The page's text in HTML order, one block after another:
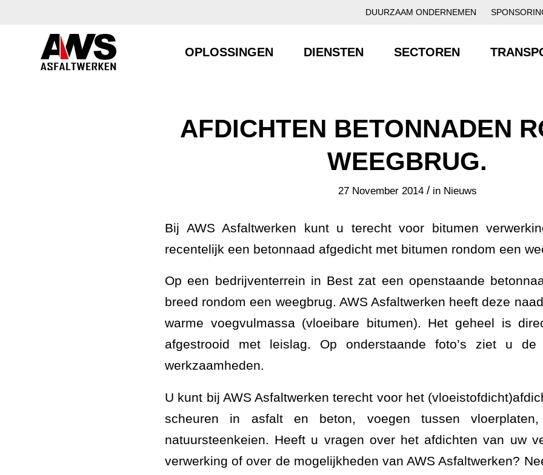
DUURZAAM ONDERNEMEN
OPLOSSINGEN DIENSTEN SECTOREN
AFDICHTEN BETONNADEN
WEEGBRUG.
27 November 2014 / in Nieuws
Bij AWS Asfaltwerken kunt u terecht voor bitumen
recentelijk een betonnaad afgedicht met bitumen rondom een
Op een bedrijventerrein in Best zat een openstaande
breed rondom een weegbrug. AWS Asfaltwerken heeft deze
warme voegvulmassa (vloeibare bitumen). Het geheel is
afgestrooid met leislag. Op onderstaande foto’s ziet u
werkzaamheden.
U kunt bij AWS Asfaltwerken terecht voor het
scheuren in asfalt en beton, voegen tussen
natuursteenkeien. Heeft u vragen over het afdichten van uw
verwerking of over de mogelijkheden van AWS Asfaltwerken?